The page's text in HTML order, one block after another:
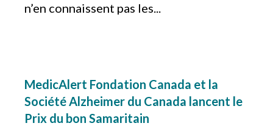
n’en connaissent pas les...
MedicAlert Fondation Canada et la
Société Alzheimer du Canada lancent le
Prix du bon Samaritain